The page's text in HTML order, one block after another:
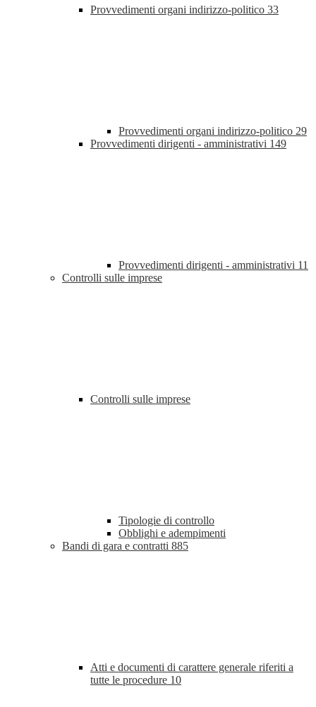
Provvedimenti organi indirizzo-politico 33
Provvedimenti organi indirizzo-politico 29
Provvedimenti dirigenti - amministrativi 149
Provvedimenti dirigenti - amministrativi 11
Controlli sulle imprese
Controlli sulle imprese
Tipologie di controllo
Obblighi e adempimenti
Bandi di gara e contratti 885
Atti e documenti di carattere generale riferiti a
tutte le procedure 10